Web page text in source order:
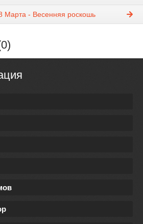
Марта - Весенняя роскошь